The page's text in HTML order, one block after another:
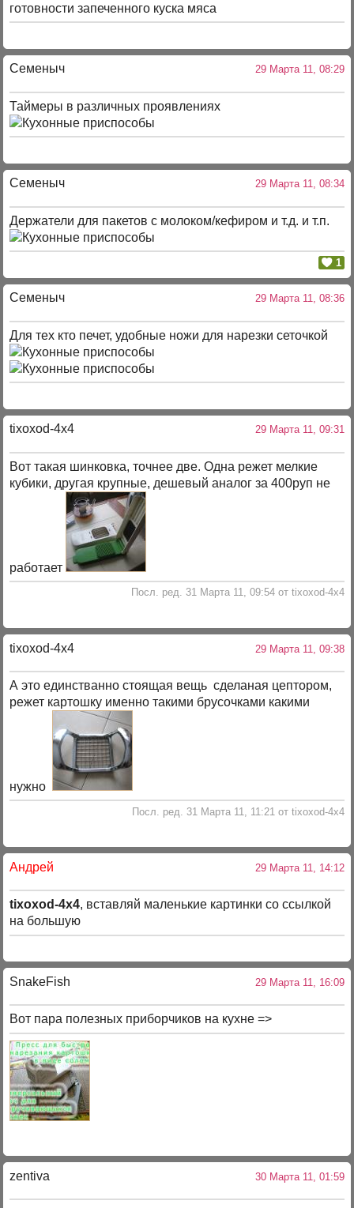
готовности запеченного куска мяса
Семеныч 29 Марта 11, 08:29
Таймеры в различных проявлениях
Семеныч 29 Марта 11, 08:34
Держатели для пакетов с молоком/кефиром и т.д. и т.п.
1
Семеныч 29 Марта 11, 08:36
Для тех кто печет, удобные ножи для нарезки сеточкой
tixoxod-4x4 29 Марта 11, 09:31
Вот такая шинковка, точнее две. Одна режет мелкие
кубики, другая крупные, дешевый аналог за 400руп не
работает
Посл. ред. 31 Марта 11, 09:54 от tixoxod-4x4
tixoxod-4x4 29 Марта 11, 09:38
А это единстванно стоящая вещь сделаная цептором,
режет картошку именно такими брусочками какими
нужно
Посл. ред. 31 Марта 11, 11:21 от tixoxod-4x4
Андрей 29 Марта 11, 14:12
tixoxod-4x4, вставляй маленькие картинки со ссылкой
на большую
SnakeFish 29 Марта 11, 16:09
Вот пара полезных приборчиков на кухне =>
zentiva 30 Марта 11, 01:59